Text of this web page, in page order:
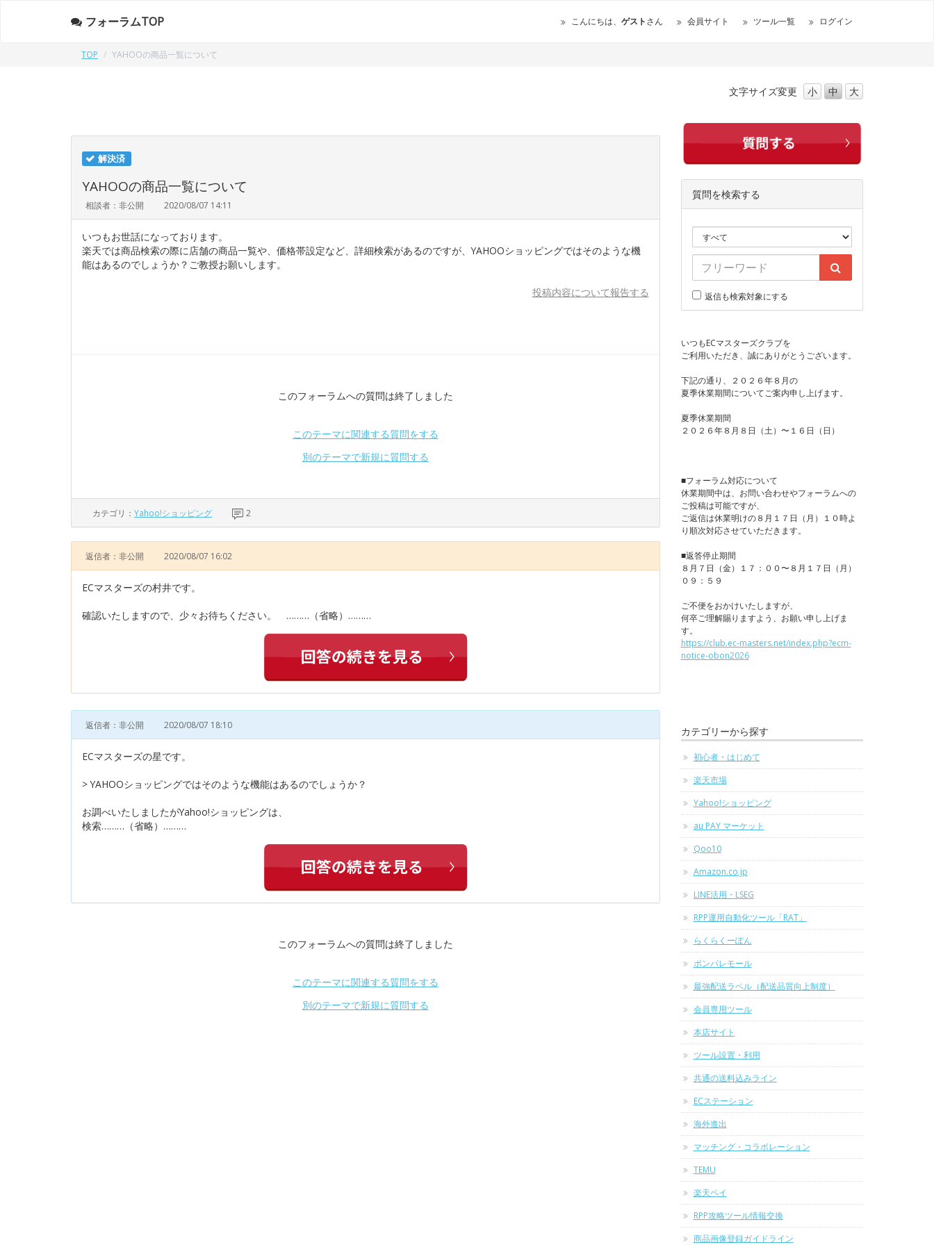
フォーラムTOP こんにちは、 ゲストさん 会員サイト ツール一覧 ログイン
TOP YAHOOの商品一覧について
文字サイズ変更 小 中 大
解決済
YAHOOの商品一覧について
相談者：非公開 2020/08/07 14:11
いつもお世話になっております。
楽天では商品検索の際に店舗の商品一覧や、価格帯設定など、詳細検索があるのですが、YAHOOショッピングではそのような機
能はあるのでしょうか？ご教授お願いします。
投稿内容について報告する
このフォーラムへの質問は終了しました
このテーマに関連する質問をする
別のテーマで新規に質問する
カテゴリ： Yahoo!ショッピング 2
返信者：非公開 2020/08/07 16:02
ECマスターズの村井です。
確認いたしますので、少々お待ちください。 ………（省略）………
返信者：非公開 2020/08/07 18:10
ECマスターズの星です。
> YAHOOショッピングではそのような機能はあるのでしょうか？
お調べいたしましたがYahoo!ショッピングは、
検索………（省略）………
このフォーラムへの質問は終了しました
このテーマに関連する質問をする
別のテーマで新規に質問する
質問を検索する
返信も検索対象にする
いつもECマスターズクラブを
ご利用いただき、誠にありがとうございます。
下記の通り、２０２６年８月の
夏季休業期間についてご案内申し上げます。
夏季休業期間
２０２６年８月８日（土）〜１６日（日）
■フォーラム対応について
休業期間中は、お問い合わせやフォーラムへの
ご投稿は可能ですが、
ご返信は休業明けの８月１７日（月）１０時よ
り順次対応させていただきます。
■返答停止期間
８月７日（金）１７：００〜８月１７日（月）
０９：５９
ご不便をおかけいたしますが、
何卒ご理解賜りますよう、お願い申し上げま
す。
https://club.ec-masters.net/index.php?ecm-
notice-obon2026
カテゴリーから探す
初心者・はじめて
楽天市場
Yahoo!ショッピング
au PAY マーケット
Qoo10
Amazon.co.jp
LINE活用・LSEG
RPP運用自動化ツール「RAT」
らくらくーぽん
ポンパレモール
最強配送ラベル（配送品質向上制度）
会員専用ツール
本店サイト
ツール設置・利用
共通の送料込みライン
ECステーション
海外進出
マッチング・コラボレーション
TEMU
楽天ペイ
RPP攻略ツール情報交換
商品画像登録ガイドライン